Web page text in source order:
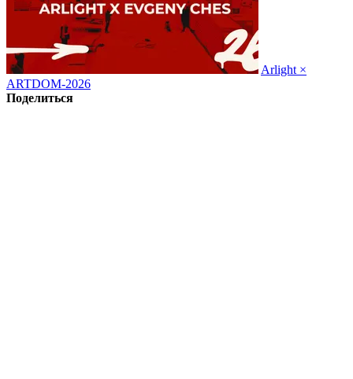
Arlight ×
ARTDOM-2026
Поделиться